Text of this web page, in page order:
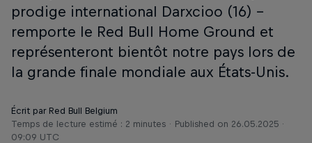
prodige international Darxcioo (16) -
remporte le Red Bull Home Ground et
représenteront bientôt notre pays lors de
la grande finale mondiale aux États-Unis.
Écrit par Red Bull Belgium
Temps de lecture estimé : 2 minutes
Published on 26.05.2025 ·
09:09 UTC